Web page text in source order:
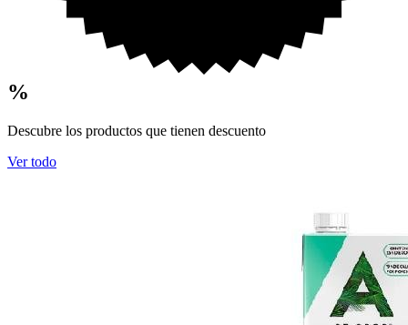
%
Descubre los productos que tienen descuento
Ver todo